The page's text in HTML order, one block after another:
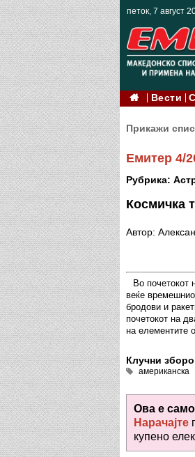
петок, 7 август
Вести
Прикажи
Емитер 4/
Рубрика:
Космичка
Автор:
Во почетокот
веќе
бродови и
почетокот на
на елементите
Клучни
американска
Ова е само
Нарачајте
купено